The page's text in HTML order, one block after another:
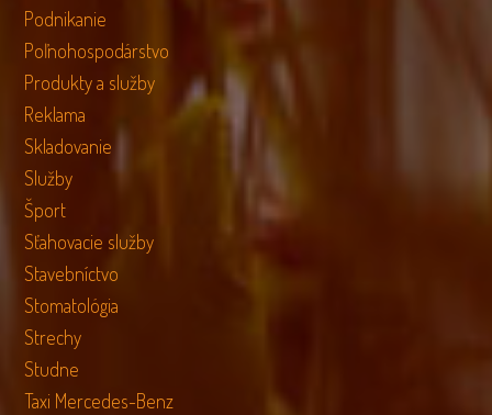
Podnikanie
Poľnohospodárstvo
Produkty a služby
Reklama
Skladovanie
Služby
Šport
Sťahovacie služby
Stavebníctvo
Stomatológia
Strechy
Studne
Taxi Mercedes-Benz